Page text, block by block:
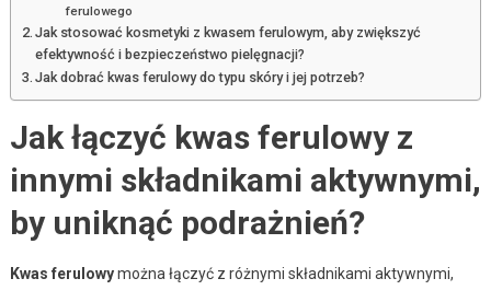
ferulowego
Jak stosować kosmetyki z kwasem ferulowym, aby zwiększyć
efektywność i bezpieczeństwo pielęgnacji?
Jak dobrać kwas ferulowy do typu skóry i jej potrzeb?
Jak łączyć kwas ferulowy z
innymi składnikami aktywnymi,
by uniknąć podrażnień?
Kwas ferulowymożna łączyć z różnymi składnikami aktywnymi,